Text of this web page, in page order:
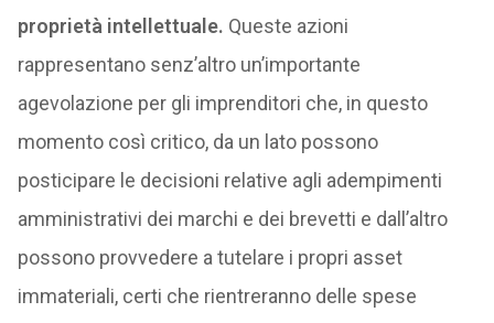
proprietà intellettuale. Queste azioni
rappresentano senz’altro un’importante
agevolazione per gli imprenditori che, in questo
momento così critico, da un lato possono
posticipare le decisioni relative agli adempimenti
amministrativi dei marchi e dei brevetti e dall’altro
possono provvedere a tutelare i propri asset
immateriali, certi che rientreranno delle spese